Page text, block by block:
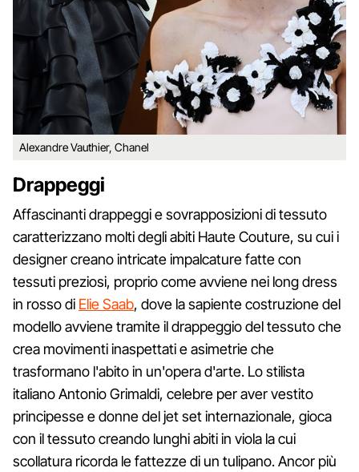
Alexandre Vauthier, Chanel
Drappeggi
Affascinanti drappeggi e sovrapposizioni di tessuto
caratterizzano molti degli abiti Haute Couture, su cui i
designer creano intricate impalcature fatte con
tessuti preziosi, proprio come avviene nei long dress
in rosso di Elie Saab, dove la sapiente costruzione del
modello avviene tramite il drappeggio del tessuto che
crea movimenti inaspettati e asimetrie che
trasformano l'abito in un'opera d'arte. Lo stilista
italiano Antonio Grimaldi, celebre per aver vestito
principesse e donne del jet set internazionale, gioca
con il tessuto creando lunghi abiti in viola la cui
scollatura ricorda le fattezze di un tulipano. Ancor più